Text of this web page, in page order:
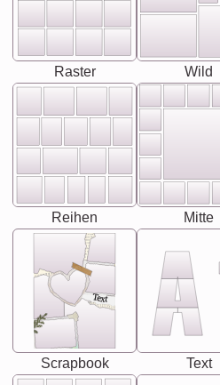
Raster Wild
Reihen Mitte
Text
Scrapbook Text